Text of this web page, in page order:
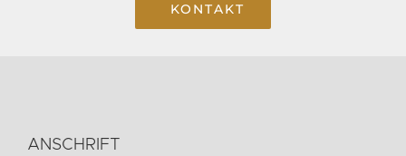
KONTAKT
ANSCHRIFT